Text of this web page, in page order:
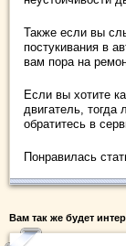
Также если вы
постукивания в
вам пора на
Если вы хотите
двигатель, тогда
обратитесь в
Понравилась
Вам так же будет